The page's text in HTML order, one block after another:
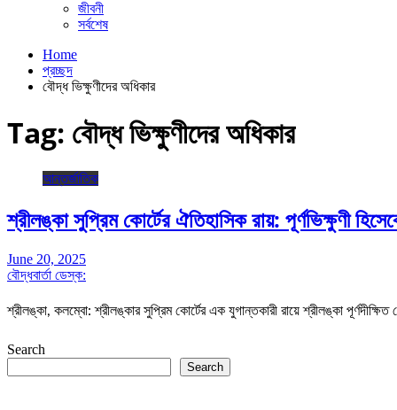
জীবনী
সর্বশেষ
Home
প্রচ্ছদ
বৌদ্ধ ভিক্ষুণীদের অধিকার
Tag: বৌদ্ধ ভিক্ষুণীদের অধিকার
আন্তর্জাতিক
শ্রীলঙ্কা সুপ্রিম কোর্টের ঐতিহাসিক রায়: পূর্ণভিক্ষুণী
June 20, 2025
বৌদ্ধবার্তা ডেস্ক:
শ্রীলঙ্কা, কলম্বো: শ্রীলঙ্কার সুপ্রিম কোর্টের এক যুগান্তকারী রায়ে শ্রীলঙ্কা পূর্ণদীক্ষিত
Search
Search